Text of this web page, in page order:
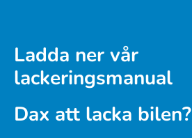
Ladda ner vår
lackeringsmanual
Dax att lacka bilen?